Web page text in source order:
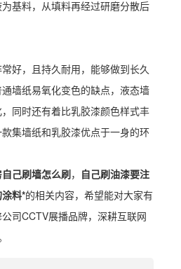
基料，从填料再经过研磨分散后
好，且持久耐用，能够做到长久
墙纸易氧化变色的缺点，液态墙
同时还有着比乳胶漆颜色样式丰
集墙纸和乳胶漆优点于一身的环
己刷墙怎么刷， 自己刷油漆要注
料*的相关内容，希望能对大家有
司CCTV展播品牌，深耕互联网